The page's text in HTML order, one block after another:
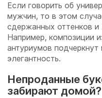
Если говорить об
мужчин, то в этом
сдержанных оттенков
Например, композиции
антуриумов
элегантность.
Непроданные
забирают домой?